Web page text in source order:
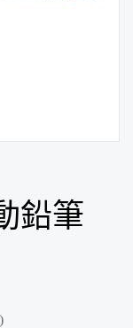
鉛筆